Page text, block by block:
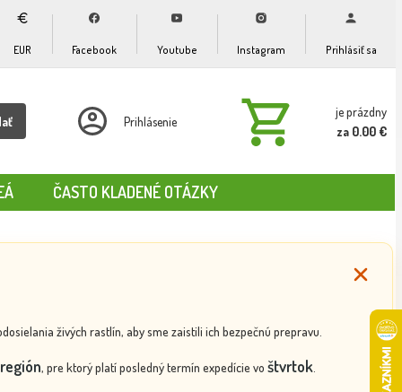
EUR Facebook Youtube Instagram Prihlásiť sa
Prihlásenie
je prázdny
za 0.00 €
ČASTO KLADENÉ OTÁZKY
živých rastlín, aby sme zaistili ich bezpečnú prepravu.
, pre ktorý platí posledný termín expedície vo štvrtok.